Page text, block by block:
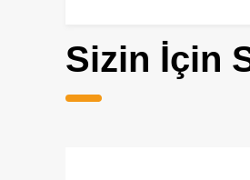
Sizin İçin